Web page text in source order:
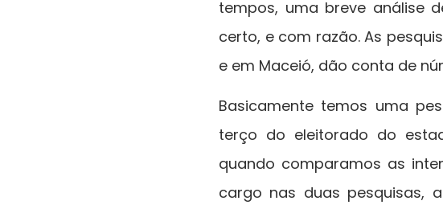
tempos, uma breve análise
certo, e com razão. As
e em Maceió, dão conta de
Basicamente temos uma
terço do eleitorado do
quando comparamos as
cargo nas duas pesquisas,